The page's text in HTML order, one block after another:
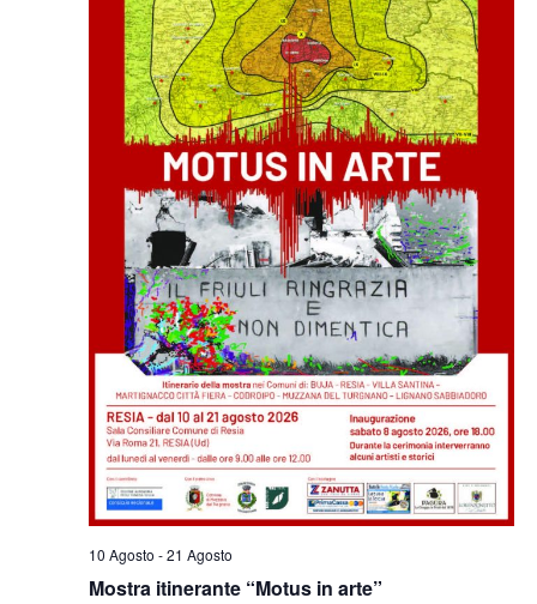
Mostra itinerante “Motus in arte”
10 Agosto -21 Agosto